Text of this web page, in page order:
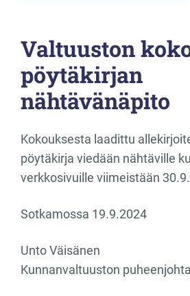
Valtuuston
pöytäkirjan
nähtävänäpito
Kokouksesta laadittu
pöytäkirja viedään nähtäville
verkkosivuille viimeistään
Sotkamossa 19.9.2024
Unto Väisänen
Kunnanvaltuuston